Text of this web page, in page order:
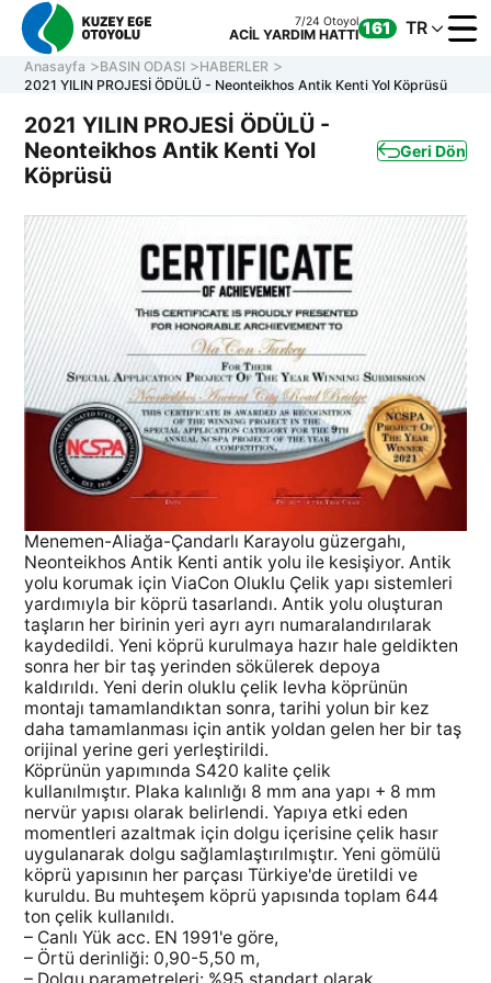
7/24 Otoyol
ACİL YARDIM HATTI 161 TR
ONLINE
Müşteri Hizmetleri
Hafta içi 08:30 - 17:30
0 850 577 35 35
7/24 Otoyol
ACİL YARDIM HATTI
Anasayfa BASIN ODASI
HABERLER
2021 YILIN PROJESİ ÖDÜLÜ - Neonteikhos Antik Kenti Yol Köprüsü
2021 YILIN PROJESİ ÖDÜLÜ -
Neonteikhos Antik Kenti Yol
Köprüsü
Geri Dön
Menemen-Aliağa-Çandarlı Karayolu güzergahı,
Neonteikhos Antik Kenti antik yolu ile kesişiyor. Antik
yolu korumak için ViaCon Oluklu Çelik yapı sistemleri
yardımıyla bir köprü tasarlandı. Antik yolu oluşturan
taşların her birinin yeri ayrı ayrı numaralandırılarak
kaydedildi. Yeni köprü kurulmaya hazır hale geldikten
sonra her bir taş yerinden sökülerek depoya
kaldırıldı. Yeni derin oluklu çelik levha köprünün
montajı tamamlandıktan sonra, tarihi yolun bir kez
daha tamamlanması için antik yoldan gelen her bir taş
orijinal yerine geri yerleştirildi.
Köprünün yapımında S420 kalite çelik
kullanılmıştır. Plaka kalınlığı 8 mm ana yapı + 8 mm
nervür yapısı olarak belirlendi. Yapıya etki eden
momentleri azaltmak için dolgu içerisine çelik hasır
uygulanarak dolgu sağlamlaştırılmıştır. Yeni gömülü
köprü yapısının her parçası Türkiye'de üretildi ve
kuruldu. Bu muhteşem köprü yapısında toplam 644
ton çelik kullanıldı.
– Canlı Yük acc. EN 1991'e göre,
– Örtü derinliği: 0,90-5,50 m,